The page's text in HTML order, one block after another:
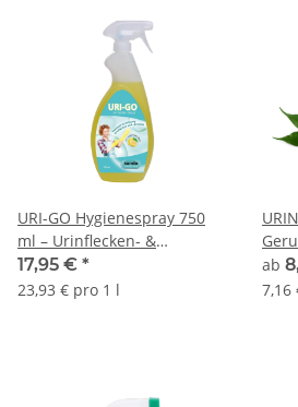
URI-GO Hygienespray 750
ml – Urinflecken- &
Geruchsentferner mit
Zitronenduft
17,95 € *
23,93 € pro 1 l
m.
ab
7,16